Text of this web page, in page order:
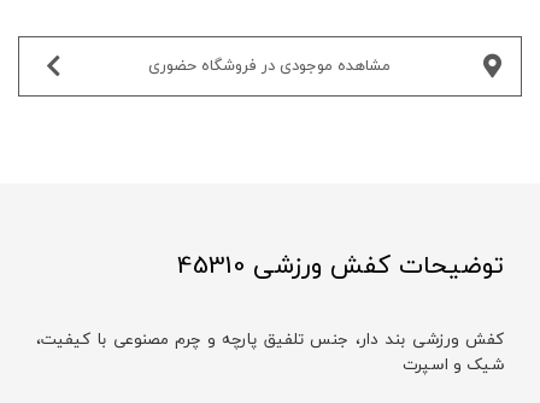
مشاهده موجودی در فروشگاه حضوری‌
توضیحات کفش ورزشی 45310
کفش ورزشی بند‌ دار، جنس تلفیق پارچه و چرم مصنوعی با کیفیت،
شیک و اسپرت